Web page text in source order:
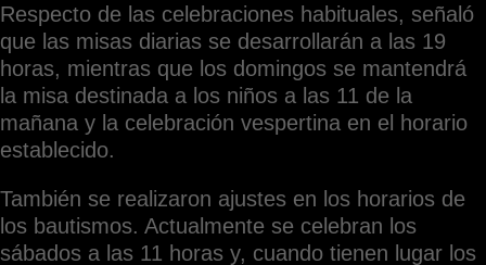
Respecto de las celebraciones habituales, señaló
que las misas diarias se desarrollarán a las 19
horas, mientras que los domingos se mantendrá
la misa destinada a los niños a las 11 de la
mañana y la celebración vespertina en el horario
establecido.
También se realizaron ajustes en los horarios de
los bautismos. Actualmente se celebran los
sábados a las 11 horas y, cuando tienen lugar los